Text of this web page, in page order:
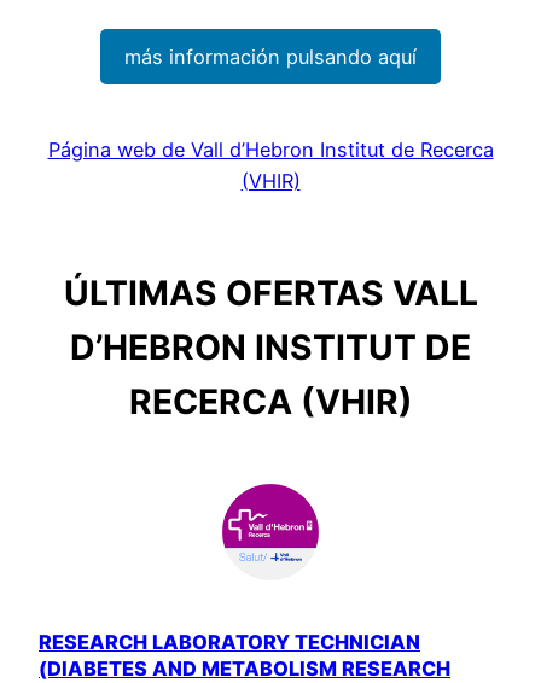
más información pulsando aquí
Página web de Vall d’Hebron Institut de Recerca
(VHIR)
ÚLTIMAS OFERTAS VALL
D’HEBRON INSTITUT DE
RECERCA (VHIR)
RESEARCH LABORATORY TECHNICIAN
(DIABETES AND METABOLISM RESEARCH